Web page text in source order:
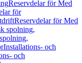
Reservdelar för Med
för
Reservdelar för Med
spolning,
Installations- och
och